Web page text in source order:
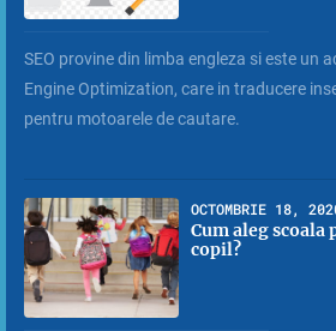
SEO provine din limba engleza si este un
Engine Optimization, care in traducere
pentru motoarele de cautare.
OCTOMBRIE 18,
Cum aleg
copil?